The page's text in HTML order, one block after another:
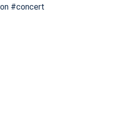
#concert